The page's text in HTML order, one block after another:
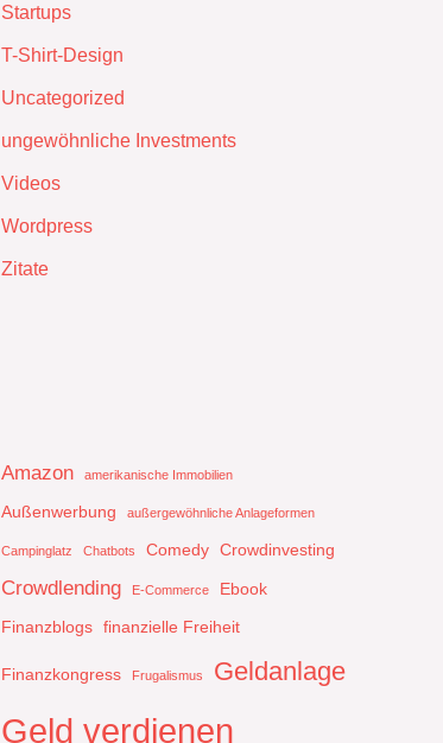
Startups
T-Shirt-Design
Uncategorized
ungewöhnliche Investments
Videos
Wordpress
Zitate
Amazon amerikanische Immobilien
Außenwerbung außergewöhnliche Anlageformen
Campinglatz Chatbots Comedy Crowdinvesting
Crowdlending E-Commerce
Ebook
Finanzblogs finanzielle Freiheit
Finanzkongress Frugalismus Geldanlage
Geld verdienen